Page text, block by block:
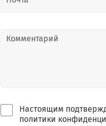
Настоящим
политики